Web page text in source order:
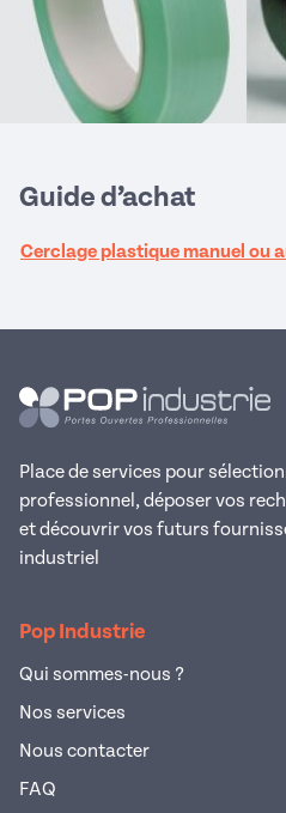
Guide d’achat
Cerclage plastique manuel ou
Place de services pour
professionnel, déposer vos
et découvrir vos futurs
industriel
Pop Industrie
Qui sommes-nous ?
Nos services
Nous contacter
FAQ